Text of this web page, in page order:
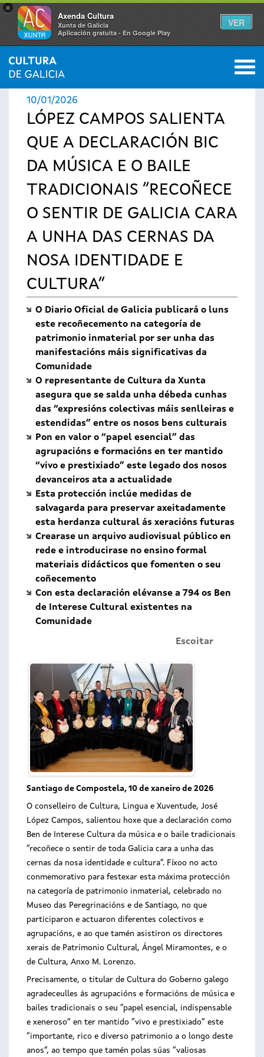
×
Axenda Cultura
Xunta de Galicia
Aplicación gratuíta - En Google Play
VER
Vostede
está
aquí
INICIO › ACTUALIDADE 0
10/01/2026
LÓPEZ CAMPOS SALIENTA
QUE A DECLARACIÓN BIC
DA MÚSICA E O BAILE
TRADICIONAIS “RECOÑECE
O SENTIR DE GALICIA CARA
A UNHA DAS CERNAS DA
NOSA IDENTIDADE E
CULTURA”
O Diario Oficial de Galicia publicará o luns
este recoñecemento na categoría de
patrimonio inmaterial por ser unha das
manifestacións máis significativas da
Comunidade
O representante de Cultura da Xunta
asegura que se salda unha débeda cunhas
das “expresións colectivas máis senlleiras e
estendidas” entre os nosos bens culturais
Pon en valor o “papel esencial” das
agrupacións e formacións en ter mantido
“vivo e prestixiado” este legado dos nosos
devanceiros ata a actualidade
Esta protección inclúe medidas de
salvagarda para preservar axeitadamente
esta herdanza cultural ás xeracións futuras
Crearase un arquivo audiovisual público en
rede e introducirase no ensino formal
materiais didácticos que fomenten o seu
coñecemento
Con esta declaración elévanse a 794 os Ben
de Interese Cultural existentes na
Comunidade
Escoitar
Santiago de Compostela, 10 de xaneiro de 2026
O conselleiro de Cultura, Lingua e Xuventude, José
López Campos, salientou hoxe que a declaración como
Ben de Interese Cultura da música e o baile tradicionais
“recoñece o sentir de toda Galicia cara a unha das
cernas da nosa identidade e cultura”. Fíxoo no acto
conmemorativo para festexar esta máxima protección
na categoría de patrimonio inmaterial, celebrado no
Museo das Peregrinacións e de Santiago, no que
participaron e actuaron diferentes colectivos e
agrupacións, e ao que tamén asistiron os directores
xerais de Patrimonio Cultural, Ángel Miramontes, e o
de Cultura, Anxo M. Lorenzo.
Precisamente, o titular de Cultura do Goberno galego
agradeceulles ás agrupacións e formacións de música e
bailes tradicionais o seu “papel esencial, indispensable
e xeneroso” en ter mantido “vivo e prestixiado” este
“importante, rico e diverso patrimonio a o longo deste
anos”, ao tempo que tamén polas súas “valiosas